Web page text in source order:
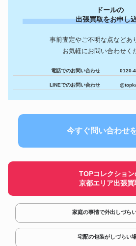
Tank Reverso LM PARIS 手巻
アンティーク1970年メンズ
紅描金九龍紋天球瓶清官窯』
オーディオ
Nakamichi ナカミチ
野村トーイ ブリキ ゼンマイ
鉄人２８号 No.1
コスモグラフ デイトナ
SHOEI J-FORCEⅡ
ソフビ 怪獣 ゴロー
ドールの
出張買取をお申し
事前査定やご不明な点などあ
お気軽にお問い合わせく
電話でのお問い合わせ 0120-
LINEでのお問い合わせ
今すぐ問い合わせ
TOPコレクション
京都エリア出張買
家庭の事情で外出しづら
宅配の包装がしづらい